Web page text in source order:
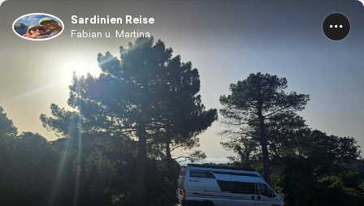
Sardinien Reise
Fabian u. Martina